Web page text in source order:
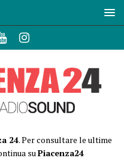
24. Per consultare le ultime
suPiacenza24